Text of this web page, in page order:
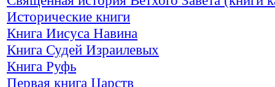
Исторические книги
Книга Иисуса Навина
Книга Судей Израилевых
Книга Руфь
Первая книга Царств